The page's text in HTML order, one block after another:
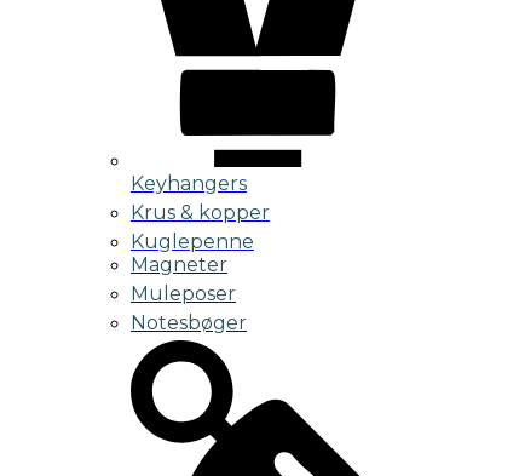
Keyhangers
Krus & kopper
Kuglepenne
Magneter
Muleposer
Notesbøger